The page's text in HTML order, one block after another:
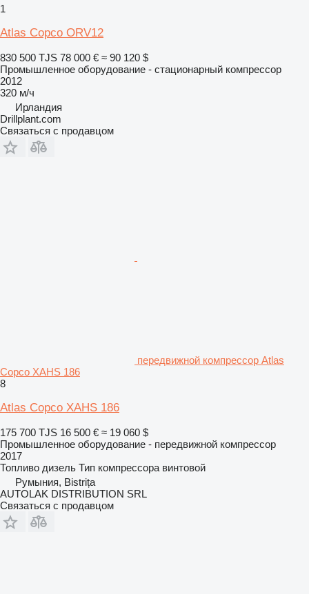
1
Atlas Copco ORV12
830 500 TJS 78 000 € ≈ 90 120 $
Промышленное оборудование - стационарный компрессор
2012
320 м/ч
Ирландия
Drillplant.com
Связаться с продавцом
передвижной компрессор Atlas
Copco XAHS 186
8
Atlas Copco XAHS 186
175 700 TJS 16 500 € ≈ 19 060 $
Промышленное оборудование - передвижной компрессор
2017
Топливо дизель Тип компрессора винтовой
Румыния, Bistrița
AUTOLAK DISTRIBUTION SRL
Связаться с продавцом